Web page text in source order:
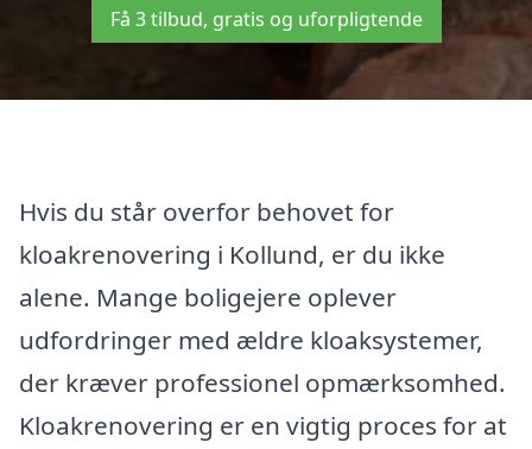
Få 3 tilbud, gratis og uforpligtende
Hvis du står overfor behovet for
kloakrenovering i Kollund, er du ikke
alene. Mange boligejere oplever
udfordringer med ældre kloaksystemer,
der kræver professionel opmærksomhed.
Kloakrenovering er en vigtig proces for at